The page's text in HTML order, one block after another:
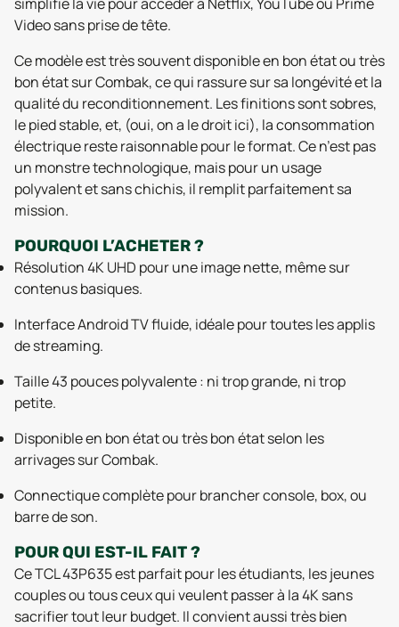
Video sans prise de tête.
Ce modèle est très souvent disponible en bon état ou très
bon état sur Combak, ce qui rassure sur sa longévité et la
qualité du reconditionnement. Les finitions sont sobres,
le pied stable, et, (oui, on a le droit ici), la consommation
électrique reste raisonnable pour le format. Ce n’est pas
un monstre technologique, mais pour un usage
polyvalent et sans chichis, il remplit parfaitement sa
mission.
POURQUOI L’ACHETER ?
Résolution 4K UHD pour une image nette, même sur
contenus basiques.
Interface Android TV fluide, idéale pour toutes les applis
de streaming.
Taille 43 pouces polyvalente : ni trop grande, ni trop
petite.
Disponible en bon état ou très bon état selon les
arrivages sur Combak.
Connectique complète pour brancher console, box, ou
barre de son.
POUR QUI EST-IL FAIT ?
Ce TCL 43P635 est parfait pour les étudiants, les jeunes
couples ou tous ceux qui veulent passer à la 4K sans
sacrifier tout leur budget. Il convient aussi très bien